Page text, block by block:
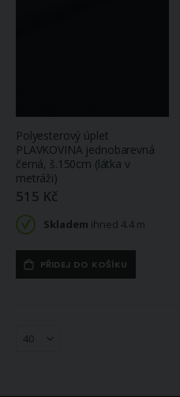
Polyesterový úplet
PLAVKOVINA jednobarevná
černá, š.150cm (látka v
metráži)
515 Kč
Skladem ihned 4.4 m
PŘIDEJ DO KOŠÍKU